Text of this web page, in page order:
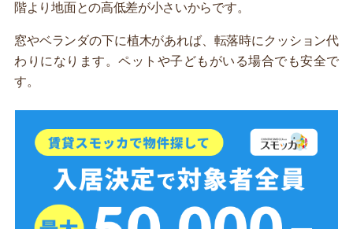
階より地面との高低差が小さいからです。
窓やベランダの下に植木があれば、転落時にクッション代
わりになります。ペットや子どもがいる場合でも安全で
す。